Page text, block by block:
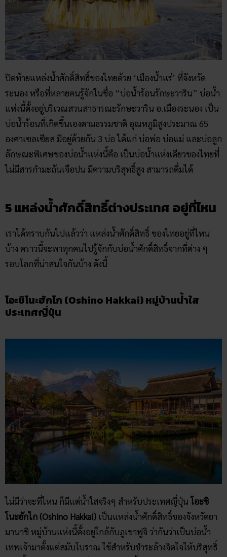
ปิดท้ายแหล่งน้ำศักดิ์สิทธิ์ของไทยด้วย ‘เมืองน้ำแร่’ ที่จังหวัด
ระนอง หรือที่หลายคนรู้จักในชื่อ “บ่อน้ำร้อนรักษะวาริน” บ่อน้ำ
แห่งนี้ตั้งอยู่บริเวณสวนสาธารณะรักษะวาริน อ.เมืองระนอง เป็น
บ่อน้ำร้อนที่เกิดขึ้นเองตามธรรมชาติ อุณหภูมิสูงประมาณ 65
องศาเซลเซียส มีอยู่ด้วยกัน 3 บ่อ ได้แก่ บ่อพ่อ บ่อแม่ และบ่อลูก
ลักษณะพิเศษของบ่อน้ำแห่งนี้คือ เป็นบ่อน้ำแห่งเดียวของไทยที่
ไม่มีสารกำมะถันเจือปน มีความบริสุทธิ์สูง สามารถดื่มได้
5 แหล่งน้ำศักดิ์สิทธิ์ต่างประเทศ อยู่ที่ไหน
เราได้ทราบกันไปแล้วว่า แหล่งน้ำศักดิ์สิทธิ์ ของไทยอยู่ที่ไหน
บ้าง คราวนี้จะพาทุกคนไปรู้จักกับบ่อน้ำศักดิ์สิทธิ์จากที่ต่าง ๆ
รอบโลกที่น่าสนใจกันบ้าง ดังนี้
โอะชิโนะฮักไก (Oshino Hakkai) หมู่บ้านน้ำใส
ประเทศญี่ปุ่น
ไม่มีว่าจะที่ไหน ก็มีแต่น้ำใสจริงๆ สำหรับประเทศญี่ปุ่น โอะชิ
โนะฮักไก (Oshino Hakkai) เป็นแหล่งน้ำศักดิ์สิทธิ์ของจังหวัดยา
มานาชิ หมู่บ้านแห่งนี้ตั้งอยู่ใกล้กับภูเขาฟูจิ ว่ากันว่าเป็นบ่อน้ำ
เทพเจ้ามาตั้งแต่สมับโบราณ ใช้สำหรับชำระล้างจิตใจให้บริสุทธิ์